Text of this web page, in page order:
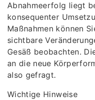
Abnahmeerfolg liegt
konsequenter
Maßnahmen können
sichtbare
Gesäß beobachten.
an die neue
also gefragt.
Wichtige Hinweise